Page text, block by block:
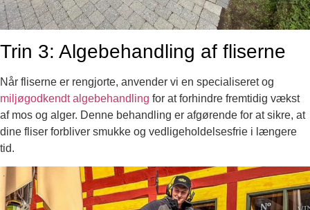
Trin 3: Algebehandling af fliserne
Når fliserne er rengjorte, anvender vi en specialiseret og
miljøgodkendt algebehandling for at forhindre fremtidig vækst
af mos og alger. Denne behandling er afgørende for at sikre, at
dine fliser forbliver smukke og vedligeholdelsesfrie i længere
tid.